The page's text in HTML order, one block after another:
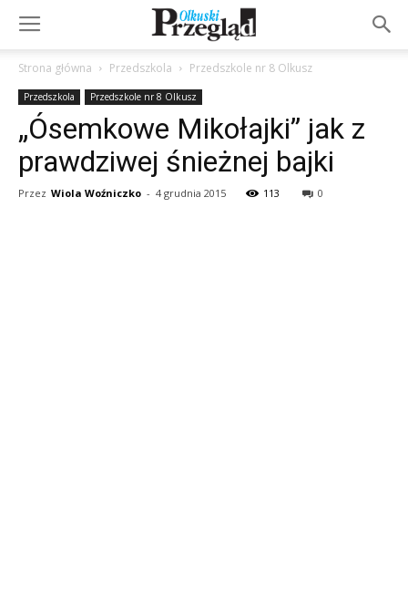
Strona główna Przedszkola Przedszkole nr 8 Olkusz
Przedszkola Przedszkole nr 8 Olkusz
„Ósemkowe Mikołajki” jak z
prawdziwej śnieżnej bajki
Przez Wiola Woźniczko - 4 grudnia 2015 113 0